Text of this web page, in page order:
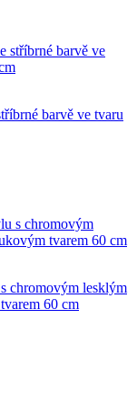
barvě ve tvaru
chromovým lesklým
60 cm